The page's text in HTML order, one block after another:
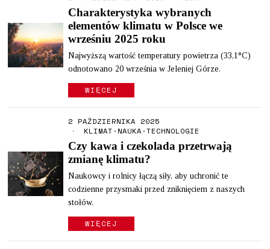
Charakterystyka wybranych
elementów klimatu w Polsce we
wrześniu 2025 roku
Najwyższą wartość temperatury powietrza (33,1°C)
odnotowano 20 września w Jeleniej Górze.
WIĘCEJ
2 PAŹDZIERNIKA 2025
KLIMAT · NAUKA ·TECHNOLOGIE
Czy kawa i czekolada przetrwają
zmianę klimatu?
Naukowcy i rolnicy łączą siły, aby uchronić te
codzienne przysmaki przed zniknięciem z naszych
stołów.
WIĘCEJ